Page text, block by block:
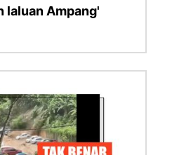
laluan Ampang'